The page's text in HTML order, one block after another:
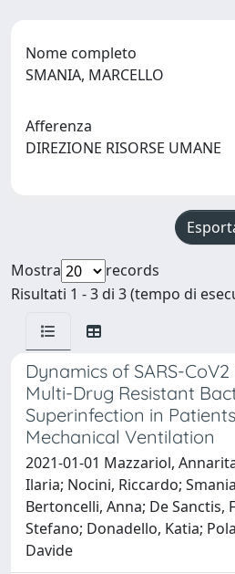
Nome completo
SMANIA, MARCELLO
Afferenza
DIREZIONE RISORSE UMANE
Mostra
records
Risultati 1 - 3 di 3 (tempo di
Dynamics of SARS-
Multi-Drug Resistant
Superinfection in
Mechanical Ventilation
2021-01-01 Mazzariol,
Ilaria; Nocini, Riccardo;
Bertoncelli, Anna; De Sanctis,
Stefano; Donadello, Katia;
Davide